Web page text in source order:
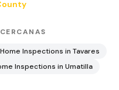
Home Inspections in Tavares
Inspections in Umatilla